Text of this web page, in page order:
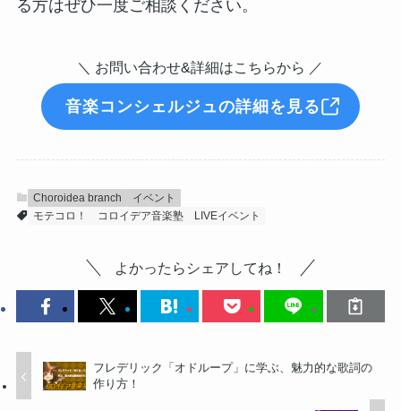
る方はぜひ一度ご相談ください。
＼ お問い合わせ&詳細はこちらから ／
音楽コンシェルジュの詳細を見る
Choroidea branch
イベント
モテコロ！
コロイデア音楽塾 LIVEイベント
よかったらシェアしてね！
フレデリック「オドループ」に学ぶ、魅力的な歌詞の
作り方！